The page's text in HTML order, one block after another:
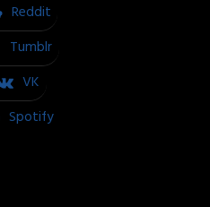
Reddit
Tumblr
VK
Spotify